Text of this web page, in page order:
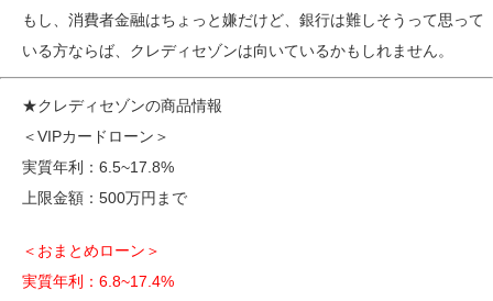
もし、消費者金融はちょっと嫌だけど、銀行は難しそうって思って
いる方ならば、クレディセゾンは向いているかもしれません。
★クレディセゾンの商品情報
＜VIPカードローン＞
実質年利：6.5~17.8%
上限金額：500万円まで
＜おまとめローン＞
実質年利：6.8~17.4%